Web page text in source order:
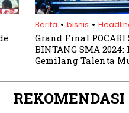
Berita . bisnis .
Grand Final POCARI
BINTANG SMA
Gemilang Talenta